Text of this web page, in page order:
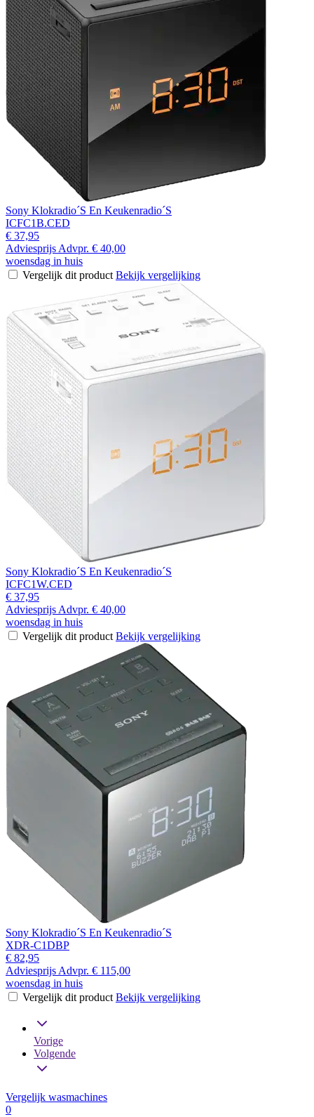
Sony Klokradio´S En Keukenradio´S
ICFC1B.CED
€ 37,95
Adviesprijs Advpr. € 40,00
woensdag in huis
Vergelijk dit product Bekijk vergelijking
Sony Klokradio´S En Keukenradio´S
ICFC1W.CED
€ 37,95
Adviesprijs Advpr. € 40,00
woensdag in huis
Vergelijk dit product Bekijk vergelijking
Sony Klokradio´S En Keukenradio´S
XDR-C1DBP
€ 82,95
Adviesprijs Advpr. € 115,00
woensdag in huis
Vergelijk dit product Bekijk vergelijking
Vorige
Volgende
Vergelijk wasmachines
0